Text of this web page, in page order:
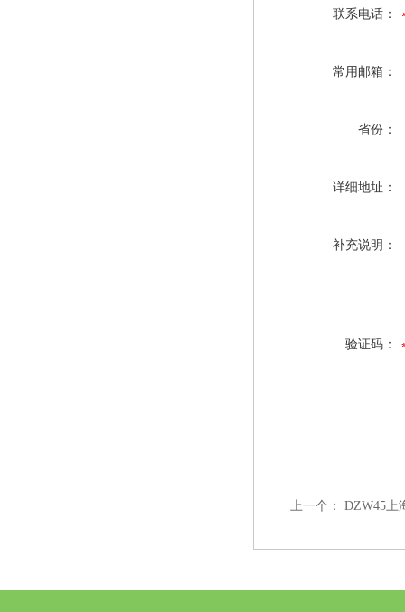
联系电话：
常用邮箱：
省份：
详细地址：
补充说明：
验证码：
上一个： DZW45上